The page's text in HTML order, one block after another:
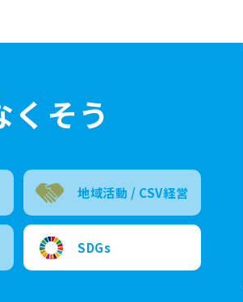
くそう
地域活動 / CSV経営
SDGs